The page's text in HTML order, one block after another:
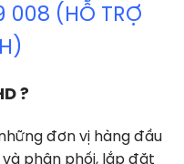
008 (HỖ TRỢ
?
đơn vị hàng đầu
phân phối, lắp đặt